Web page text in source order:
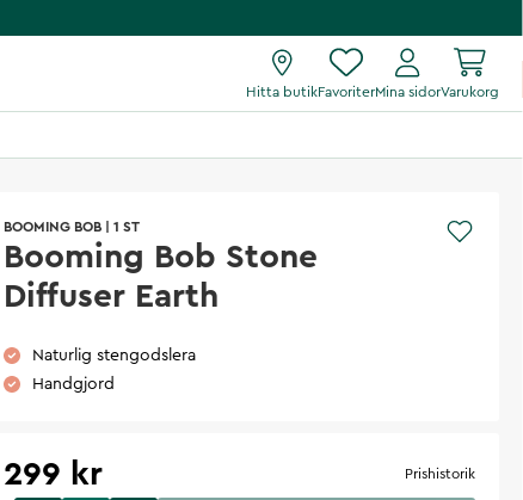
Hitta butikFavoriterMina sidorVarukorg
BOOMING BOB 1 ST
Booming Bob Stone
Diffuser Earth
Naturlig stengodslera
Handgjord
299 kr Prishistorik